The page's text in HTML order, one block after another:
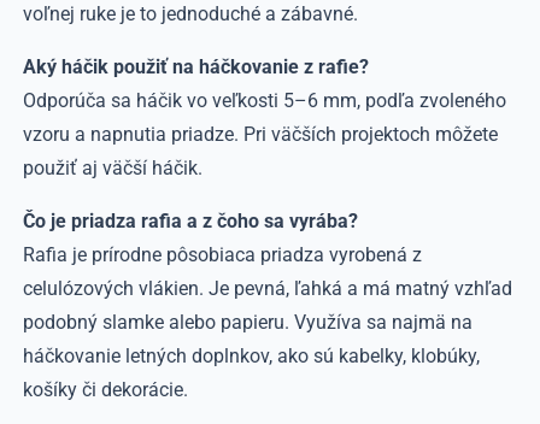
voľnej ruke je to jednoduché a zábavné.
Aký háčik použiť na háčkovanie z rafie?
Odporúča sa háčik vo veľkosti 5–6 mm, podľa zvoleného
vzoru a napnutia priadze. Pri väčších projektoch môžete
použiť aj väčší háčik.
Čo je priadza rafia a z čoho sa vyrába?
Rafia je prírodne pôsobiaca priadza vyrobená z
celulózových vlákien. Je pevná, ľahká a má matný vzhľad
podobný slamke alebo papieru. Využíva sa najmä na
háčkovanie letných doplnkov, ako sú kabelky, klobúky,
košíky či dekorácie.